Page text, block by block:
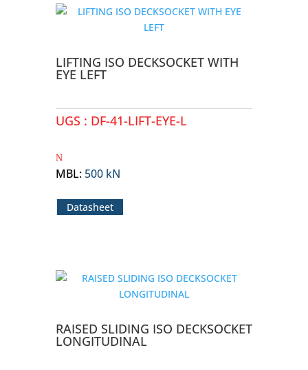
LIFTING ISO DECKSOCKET WITH
EYE LEFT
UGS : DF-41-LIFT-EYE-L
MBL: 500 kN
Datasheet
RAISED SLIDING ISO DECKSOCKET
LONGITUDINAL